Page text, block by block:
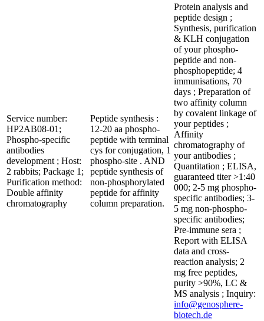
Service number:
HP2AB08-01;
Phospho-specific
antibodies
development ; Host:
2 rabbits; Package 1;
Purification method:
Double affinity
chromatography
Peptide synthesis :
12-20 aa phospho-
peptide with terminal
cys for conjugation, 1
phospho-site . AND
peptide synthesis of
non-phosphorylated
peptide for affinity
column preparation.
Protein analysis and
peptide design ;
Synthesis, purification
& KLH conjugation
of your phospho-
peptide and non-
phosphopeptide; 4
immunisations, 70
days ; Preparation of
two affinity column
by covalent linkage of
your peptides ;
Affinity
chromatography of
your antibodies ;
Quantitation ; ELISA,
guaranteed titer >1:40
000; 2-5 mg phospho-
specific antibodies; 3-
5 mg non-phospho-
specific antibodies;
Pre-immune sera ;
Report with ELISA
data and cross-
reaction analysis; 2
mg free peptides,
purity >90%, LC &
MS analysis ; Inquiry:
info@genosphere-
biotech.de